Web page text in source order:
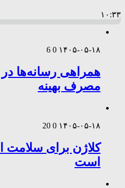
۱۰:۳۳
۱۴۰۵-۰۵-۱۸ 0
6
همراهی رسانه‌ها
مصرف بهینه
۱۴۰۵-۰۵-۱۸ 0
20
کلاژن برای سلامت
است